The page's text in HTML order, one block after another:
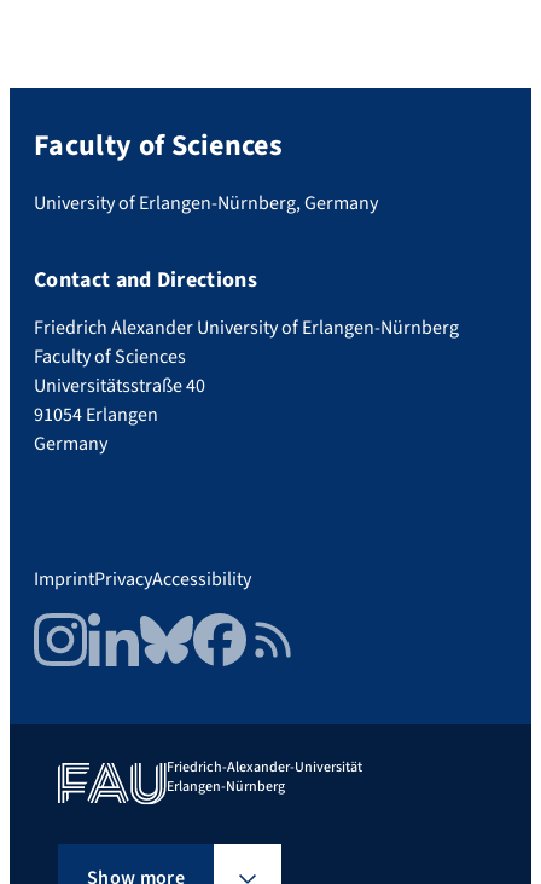
Faculty of Sciences
University of Erlangen-Nürnberg, Germany
Contact and Directions
Friedrich Alexander University of Erlangen-Nürnberg
Faculty of Sciences
Universitätsstraße 40
91054 Erlangen
Germany
ImprintPrivacyAccessibility
InstagramLinkedInBlueskyFacebookRSS Feed
Friedrich-Alexander-Universität
Erlangen-Nürnberg
Show more